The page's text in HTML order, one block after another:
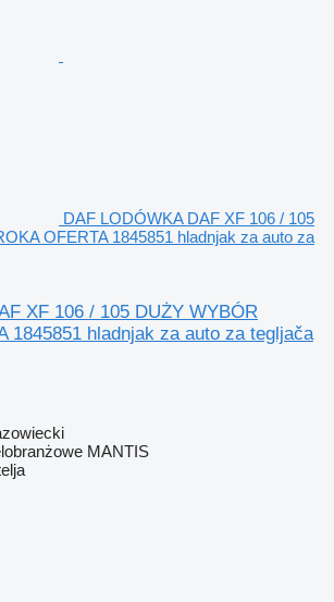
DAF LODÓWKA DAF XF 106 / 105
OFERTA 1845851 hladnjak za auto za
XF 106 / 105 DUŻY WYBÓR
1845851 hladnjak za auto za tegljača
MANTIS